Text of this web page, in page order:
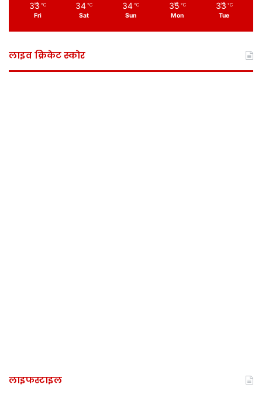
33 ℃
Fri
34 ℃
Sat
34 ℃
Sun
35 ℃
Mon
33 ℃
Tue
लाइव क्रिकेट स्कोर
लाइफस्टाइल